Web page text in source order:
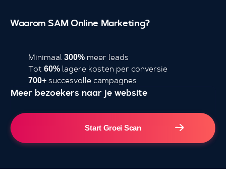
Waarom SAM Online Marketing?
Minimaal 300% meer leads
Tot 60% lagere kosten per conversie
700+ succesvolle campagnes
Meer bezoekers naar je website
Start Groei Scan